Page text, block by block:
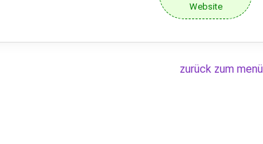
Website
zurück zum